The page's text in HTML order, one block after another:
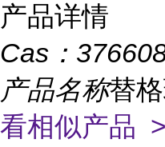
产品详情
Cas：
产品名称替
看相似产品 >